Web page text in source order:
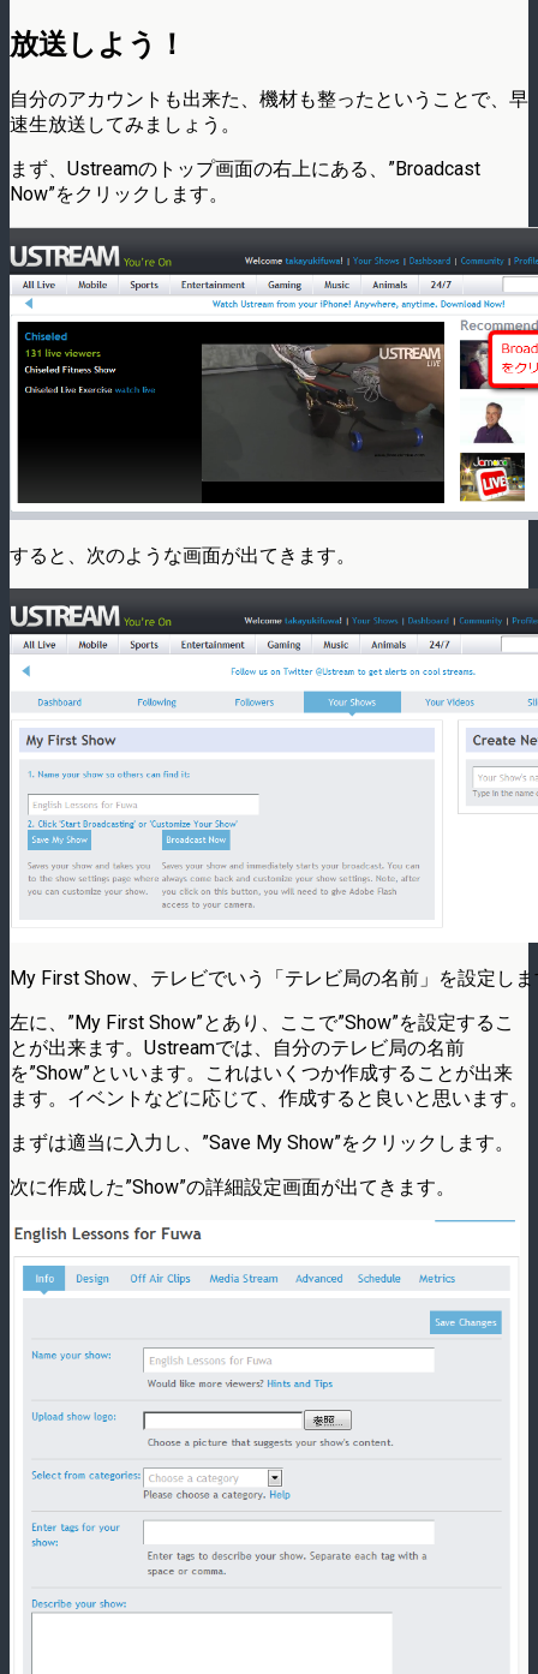
放送しよう！
自分のアカウントも出来た、機材も整ったということで、早
速生放送してみましょう。
まず、Ustreamのトップ画面の右上にある、”Broadcast
Now”をクリックします。
すると、次のような画面が出てきます。
My First Show、テレビでいう「テレビ局の名前」を設定し
左に、”My First Show”とあり、ここで”Show”を設定するこ
とが出来ます。Ustreamでは、自分のテレビ局の名前
を”Show”といいます。これはいくつか作成することが出来
ます。イベントなどに応じて、作成すると良いと思います。
まずは適当に入力し、”Save My Show”をクリックします。
次に作成した”Show”の詳細設定画面が出てきます。